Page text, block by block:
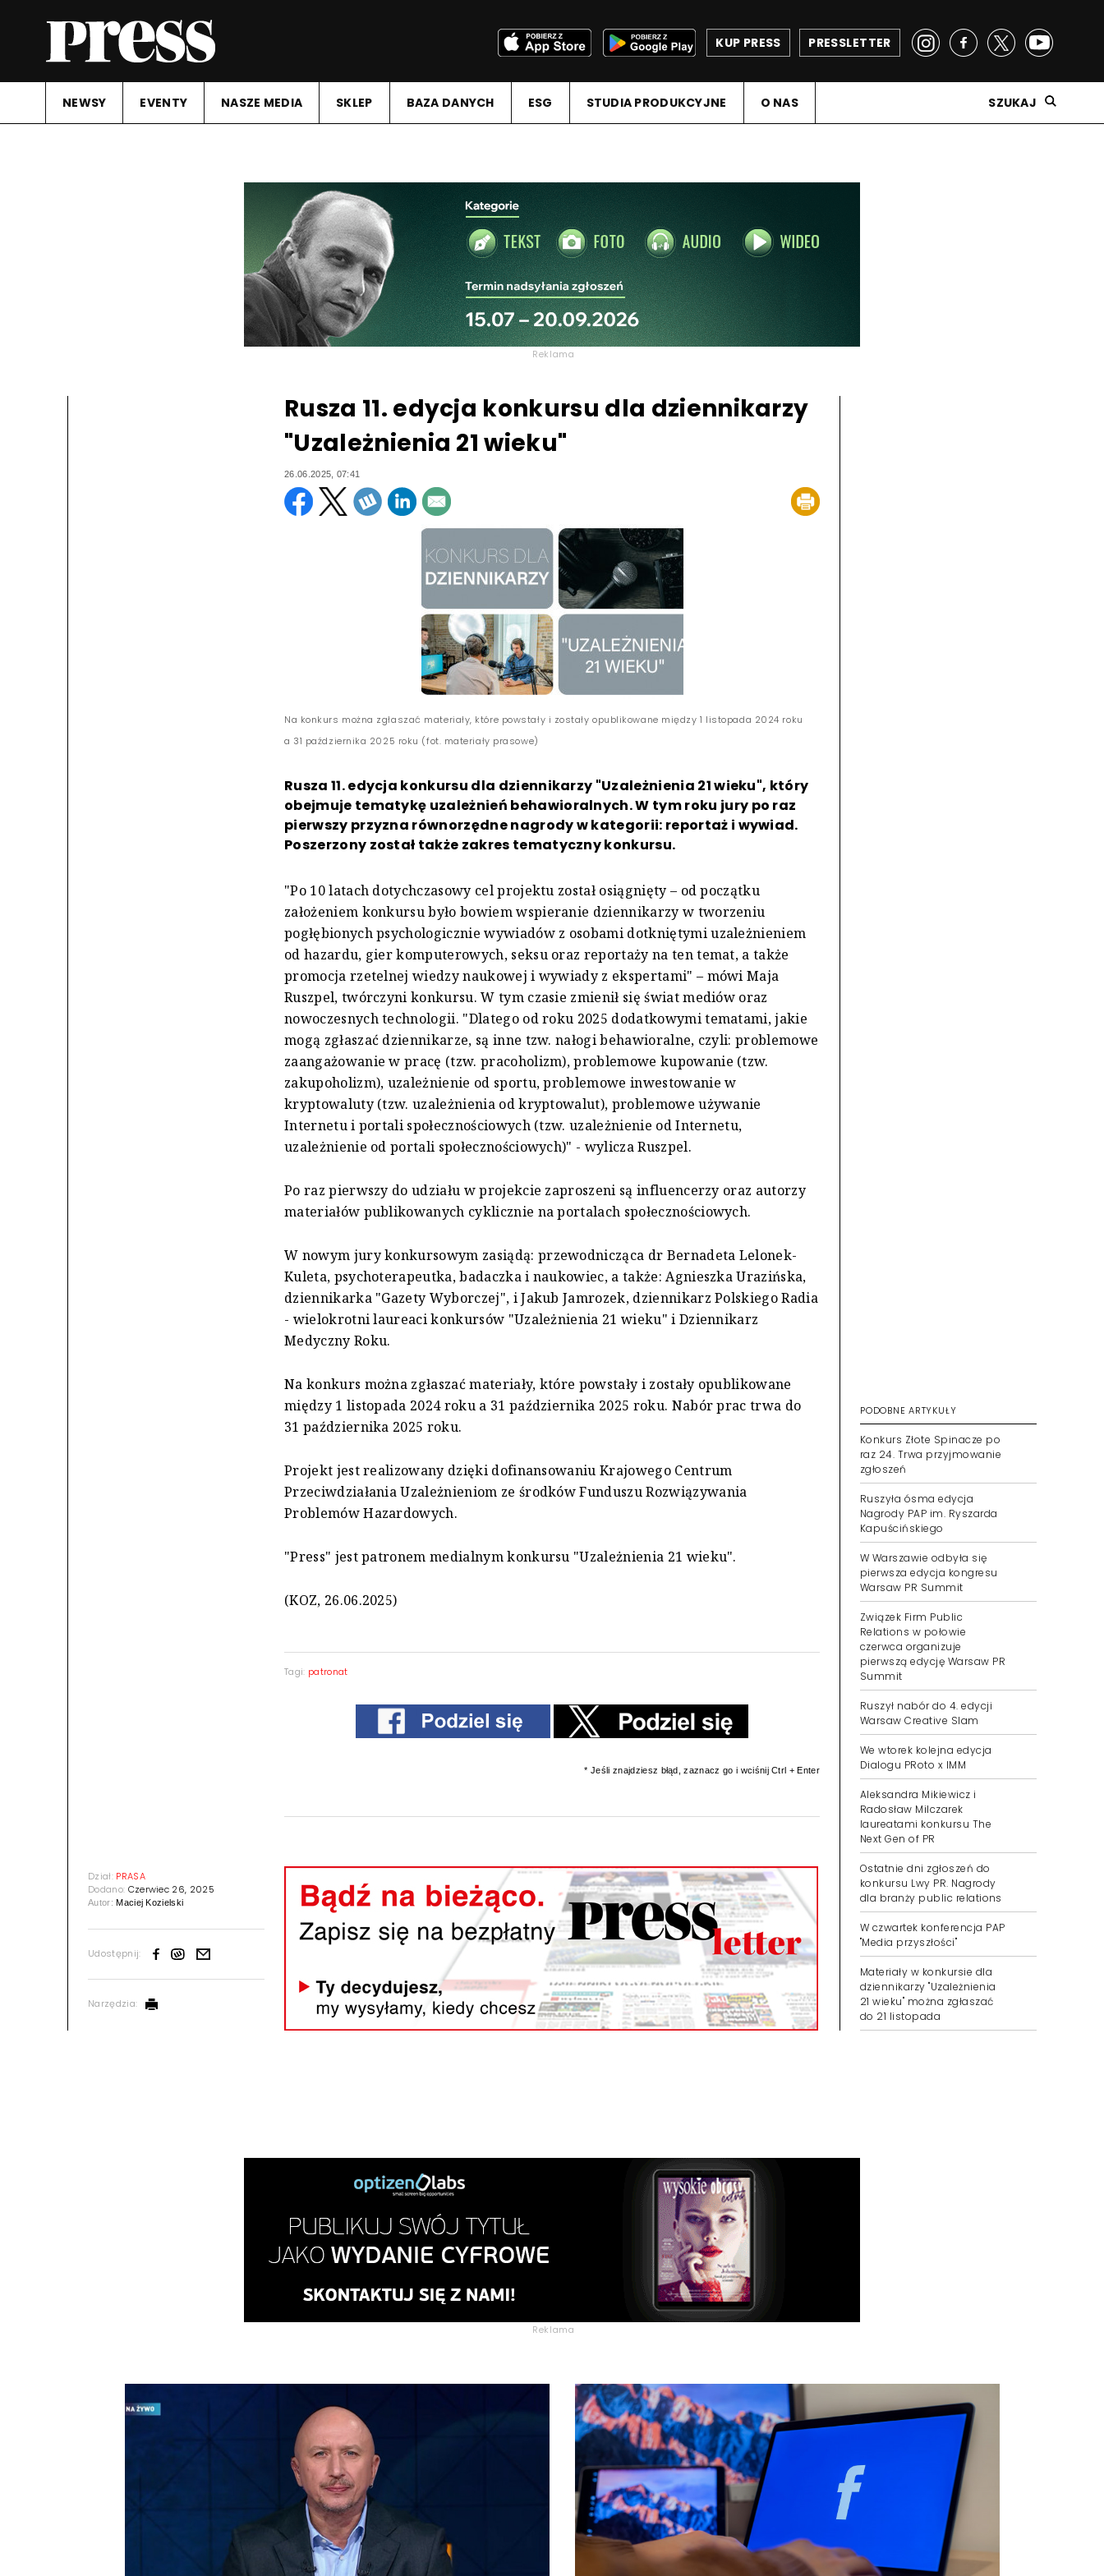
PRESSLETTER
KUP PRESS
NEWSY EVENTY NASZE MEDIA SKLEP BAZA DANYCH ESG STUDIA PRODUKCYJNE O NAS SZUKAJ
Reklama
Dział: PRASA
Dodano: Czerwiec 26, 2025
Autor:Maciej Kozielski
Udostępnij:
Narzędzia:
Rusza 11. edycja konkursu dla dziennikarzy
"Uzależnienia 21 wieku"
26.06.2025, 07:41
Na konkurs można zgłaszać materiały, które powstały i zostały opublikowane między 1 listopada 2024 roku
a 31 października 2025 roku (fot. materiały prasowe)
Rusza 11. edycja konkursu dla dziennikarzy "Uzależnienia 21 wieku", który
obejmuje tematykę uzależnień behawioralnych. W tym roku jury po raz
pierwszy przyzna równorzędne nagrody w kategorii: reportaż i wywiad.
Poszerzony został także zakres tematyczny konkursu.
"Po 10 latach dotychczasowy cel projektu został osiągnięty – od początku
założeniem konkursu było bowiem wspieranie dziennikarzy w tworzeniu
pogłębionych psychologicznie wywiadów z osobami dotkniętymi uzależnieniem
od hazardu, gier komputerowych, seksu oraz reportaży na ten temat, a także
promocja rzetelnej wiedzy naukowej i wywiady z ekspertami" – mówi Maja
Ruszpel, twórczyni konkursu. W tym czasie zmienił się świat mediów oraz
nowoczesnych technologii. "Dlatego od roku 2025 dodatkowymi tematami, jakie
mogą zgłaszać dziennikarze, są inne tzw. nałogi behawioralne, czyli: problemowe
zaangażowanie w pracę (tzw. pracoholizm), problemowe kupowanie (tzw.
zakupoholizm), uzależnienie od sportu, problemowe inwestowanie w
kryptowaluty (tzw. uzależnienia od kryptowalut), problemowe używanie
Internetu i portali społecznościowych (tzw. uzależnienie od Internetu,
uzależnienie od portali społecznościowych)" - wylicza Ruszpel.
Po raz pierwszy do udziału w projekcie zaproszeni są influencerzy oraz autorzy
materiałów publikowanych cyklicznie na portalach społecznościowych.
W nowym jury konkursowym zasiądą: przewodnicząca dr Bernadeta Lelonek-
Kuleta, psychoterapeutka, badaczka i naukowiec, a także: Agnieszka Urazińska,
dziennikarka "Gazety Wyborczej", i Jakub Jamrozek, dziennikarz Polskiego Radia
- wielokrotni laureaci konkursów "Uzależnienia 21 wieku" i Dziennikarz
Medyczny Roku.
Na konkurs można zgłaszać materiały, które powstały i zostały opublikowane
między 1 listopada 2024 roku a 31 października 2025 roku. Nabór prac trwa do
31 października 2025 roku.
Projekt jest realizowany dzięki dofinansowaniu Krajowego Centrum
Przeciwdziałania Uzależnieniom ze środków Funduszu Rozwiązywania
Problemów Hazardowych.
"Press" jest patronem medialnym konkursu "Uzależnienia 21 wieku".
(KOZ, 26.06.2025)
Tagi: patronat
* Jeśli znajdziesz błąd, zaznacz go i wciśnij Ctrl + Enter
PODOBNE ARTYKUŁY
Konkurs Złote Spinacze po
raz 24. Trwa przyjmowanie
zgłoszeń
Ruszyła ósma edycja
Nagrody PAP im. Ryszarda
Kapuścińskiego
W Warszawie odbyła się
pierwsza edycja kongresu
Warsaw PR Summit
Związek Firm Public
Relations w połowie
czerwca organizuje
pierwszą edycję Warsaw PR
Summit
Ruszył nabór do 4. edycji
Warsaw Creative Slam
We wtorek kolejna edycja
Dialogu PRoto x IMM
Aleksandra Mikiewicz i
Radosław Milczarek
laureatami konkursu The
Next Gen of PR
Ostatnie dni zgłoszeń do
konkursu Lwy PR. Nagrody
dla branży public relations
W czwartek konferencja PAP
"Media przyszłości"
Materiały w konkursie dla
dziennikarzy "Uzależnienia
21 wieku" można zgłaszać
do 21 listopada
Reklama